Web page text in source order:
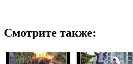
Смотрите также: